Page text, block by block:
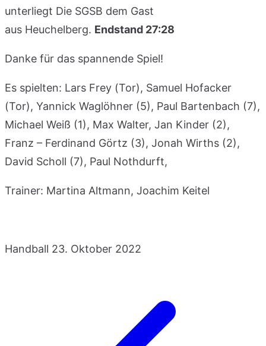
unterliegt Die SGSB dem Gast
aus Heuchelberg. Endstand 27:28
Danke für das spannende Spiel!
Es spielten: Lars Frey (Tor), Samuel Hofacker
(Tor), Yannick Waglöhner (5), Paul Bartenbach (7),
Michael Weiß (1), Max Walter, Jan Kinder (2),
Franz – Ferdinand Görtz (3), Jonah Wirths (2),
David Scholl (7), Paul Nothdurft,
Trainer: Martina Altmann, Joachim Keitel
Handball 23. Oktober 2022